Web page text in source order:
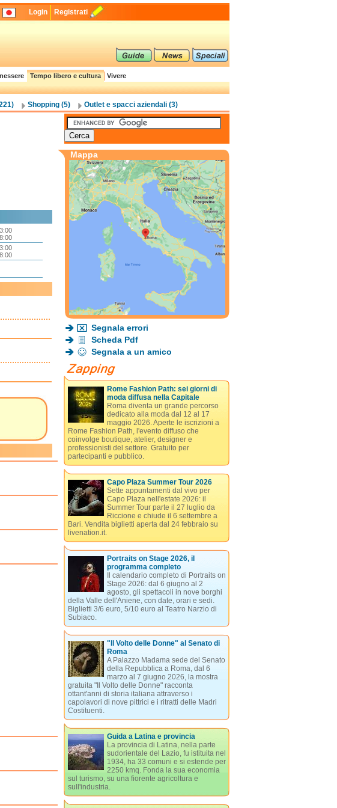
Login Registrati
Tempo libero e cultura Vivere
Shopping (5) Outlet e spacci aziendali (3)
Mappa
Segnala errori
Scheda Pdf
Segnala a un amico
Rome Fashion Path: sei giorni di
moda diffusa nella Capitale
Roma diventa un grande percorso
dedicato alla moda dal 12 al 17
maggio 2026. Aperte le iscrizioni a
Rome Fashion Path, l'evento diffuso che
coinvolge boutique, atelier, designer e
professionisti del settore. Gratuito per
partecipanti e pubblico.
Capo Plaza Summer Tour 2026
Sette appuntamenti dal vivo per
Capo Plaza nell'estate 2026: il
Summer Tour parte il 27 luglio da
Riccione e chiude il 6 settembre a
Bari. Vendita biglietti aperta dal 24 febbraio su
livenation.it.
Portraits on Stage 2026, il
programma completo
Il calendario completo di Portraits on
Stage 2026: dal 6 giugno al 2
agosto, gli spettacoli in nove borghi
della Valle dell'Aniene, con date, orari e sedi.
Biglietti 3/6 euro, 5/10 euro al Teatro Narzio di
Subiaco.
"Il Volto delle Donne" al Senato di
Roma
A Palazzo Madama sede del Senato
della Repubblica a Roma, dal 6
marzo al 7 giugno 2026, la mostra
gratuita "Il Volto delle Donne" racconta
ottant'anni di storia italiana attraverso i
capolavori di nove pittrici e i ritratti delle Madri
Costituenti.
Guida a Latina e provincia
La provincia di Latina, nella parte
sudorientale del Lazio, fu istituita nel
1934, ha 33 comuni e si estende per
2250 kmq. Fonda la sua economia
sul turismo, su una fiorente agricoltura e
sull'industria.